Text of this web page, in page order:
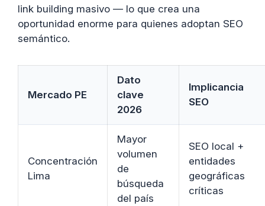
link building masivo — lo que crea una
oportunidad enorme para quienes adoptan SEO
semántico.
Mercado PE
Dato
clave
2026
Implicancia
SEO
Concentración
Lima
Mayor
volumen
de
búsqueda
del país
SEO local +
entidades
geográficas
críticas